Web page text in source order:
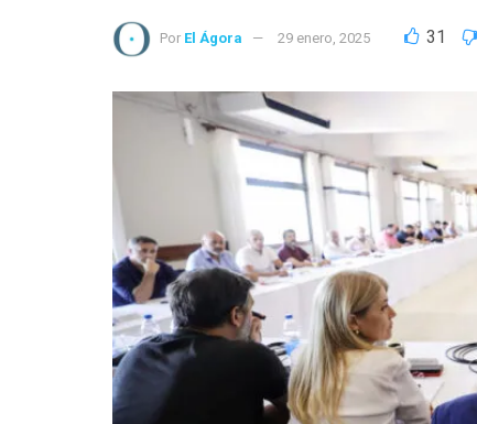
Por El Ágora 29 enero, 2025 31